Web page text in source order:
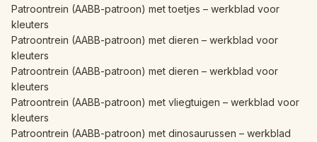
Patroontrein (AABB-patroon) met toetjes – werkblad voor
kleuters
Patroontrein (AABB-patroon) met dieren – werkblad voor
kleuters
Patroontrein (AABB-patroon) met dieren – werkblad voor
kleuters
Patroontrein (AABB-patroon) met vliegtuigen – werkblad voor
kleuters
Patroontrein (AABB-patroon) met dinosaurussen – werkblad